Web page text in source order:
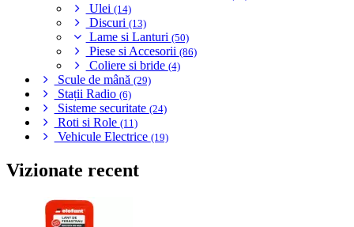
Ulei (14)
Discuri (13)
Lame si Lanturi (50)
Piese si Accesorii (86)
Coliere si bride (4)
Scule de mână (29)
Stații Radio (6)
Sisteme securitate (24)
Roti si Role (11)
Vehicule Electrice (19)
Vizionate recent